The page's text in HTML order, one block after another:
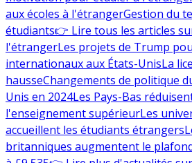
aux écoles à l'étrangerGestion du
étudiants👉 Lire tous les articles
l'étrangerLes projets de Trump
internationaux aux États-UnisLa
hausseChangements de politique
Unis en 2024Les Pays-Bas
l'enseignement supérieurLes
accueillent les étudiants étrangers
britanniques augmentent le